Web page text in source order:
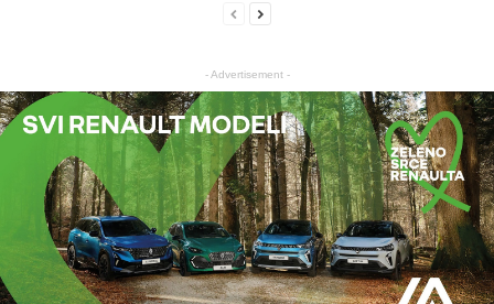
- Advertisement -